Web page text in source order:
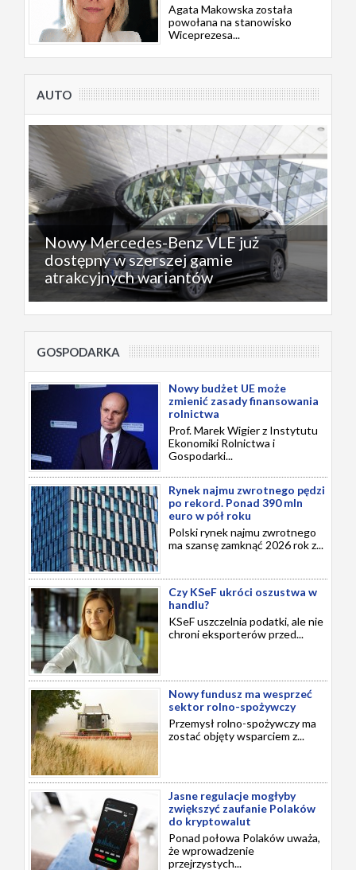
Agata Makowska została
powołana na stanowisko
Wiceprezesa...
AUTO
Nowy Mercedes-Benz VLE już
dostępny w szerszej gamie
atrakcyjnych wariantów
GOSPODARKA
Nowy budżet UE może
zmienić zasady finansowania
rolnictwa
Prof. Marek Wigier z Instytutu
Ekonomiki Rolnictwa i
Gospodarki...
Rynek najmu zwrotnego pędzi
po rekord. Ponad 390 mln
euro w pół roku
Polski rynek najmu zwrotnego
ma szansę zamknąć 2026 rok z...
Czy KSeF ukróci oszustwa w
handlu?
KSeF uszczelnia podatki, ale nie
chroni eksporterów przed...
Nowy fundusz ma wesprzeć
sektor rolno-spożywczy
Przemysł rolno-spożywczy ma
zostać objęty wsparciem z...
Jasne regulacje mogłyby
zwiększyć zaufanie Polaków
do kryptowalut
Ponad połowa Polaków uważa,
że wprowadzenie
przejrzystych...